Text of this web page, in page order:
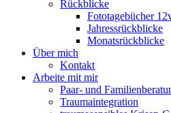
Rückblicke
Fototagebücher
Jahressrückblicke
Monatsrückblicke
Über mich
Kontakt
Arbeite mit mir
Paar- und
Traumaintegration